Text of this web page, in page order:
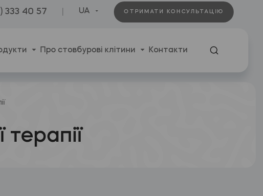
333 40 57 UA ОТРИМАТИ КОНСУЛЬТАЦІЮ
Про стовбурові клітини Контакти